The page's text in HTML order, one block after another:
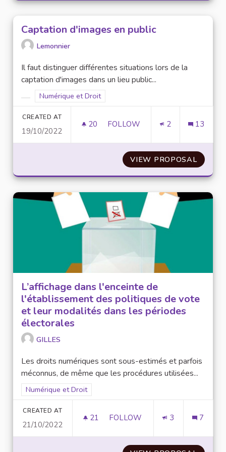
Captation d'images en public
Lemonnier
Il faut distinguer différentes situations lors de la
captation d'images dans un lieu public...
Filter results for category:
Filter results for scope: Numérique et Droit
Numérique et Droit
CREATED AT
19/10/2022
20 20 FOLLOWERS
FOLLOW 2 13
VIEW PROPOSAL
L’affichage dans l'enceinte de
l'établissement des politiques de vote
et leur modalités dans les périodes
électorales
GILLES
Les droits numériques sont sous-estimés et parfois
méconnus, de même que les procédures utilisées...
Filter results for scope: Numérique et Droit
Numérique et Droit
CREATED AT
21/10/2022
21 21 FOLLOWERS
FOLLOW 3 7